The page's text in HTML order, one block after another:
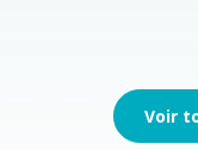
Voir